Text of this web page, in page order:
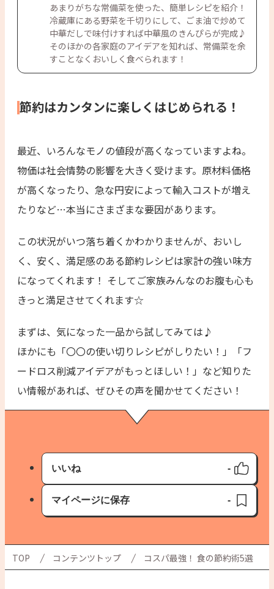
あまりがちな常備菜を使った、簡単レシピを紹介！
冷蔵庫にある野菜を千切りにして、ごま油で炒めて
中華だしで味付けすれば中華風のきんぴらが完成♪
そのほかの各家庭のアイデアを知れば、常備菜を余
すことなくおいしく食べられます！
節約はカンタンに楽しくはじめられる！
最近、いろんなモノの値段が高くなっていますよね。
物価は社会情勢の影響を大きく受けます。原材料価格
が高くなったり、急な円安によって輸入コストが増え
たりなど…本当にさまざまな要因があります。
この状況がいつ落ち着くかわかりませんが、おいし
く、安く、満足感のある節約レシピは家計の強い味方
になってくれます！ そしてご家族みんなのお腹も心も
きっと満足させてくれます☆
まずは、気になった一品から試してみては♪
ほかにも「〇〇の使い切りレシピがしりたい！」「フ
ードロス削減アイデアがもっとほしい！」など知りた
い情報があれば、ぜひその声を聞かせてください！
いいね
いいね済み
-
マイページに保存
保存済み
-
TOP コンテンツトップ コスパ最強！ 食の節約術5選